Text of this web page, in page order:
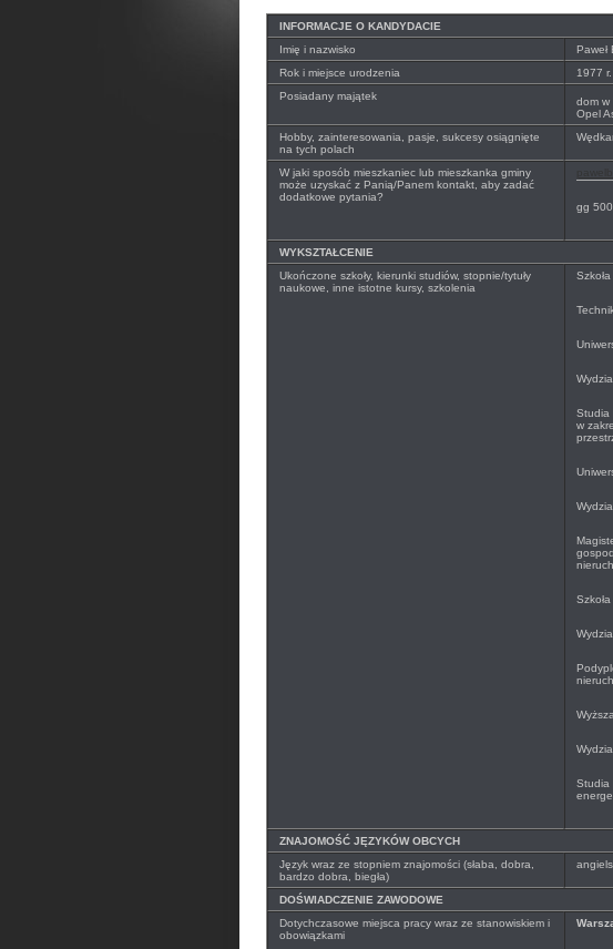
INFORMACJE O KANDYDACIE
Imię i nazwisko
Paweł
Rok i miejsce urodzenia
1977
Posiadany majątek
dom w
Opel
Hobby, zainteresowania, pasje, sukcesy osiągnięte
na tych polach
W jaki sposób mieszkaniec lub mieszkanka gminy
może uzyskać z Panią/Panem kontakt, aby zadać
dodatkowe pytania?
gg
WYKSZTAŁCENIE
Ukończone szkoły, kierunki studiów, stopnie/tytuły
naukowe, inne istotne kursy, szkolenia
Studia
w
Studia
ZNAJOMOŚĆ JĘZYKÓW OBCYCH
Język wraz ze stopniem znajomości (słaba, dobra,
bardzo dobra, biegła)
DOŚWIADCZENIE ZAWODOWE
Dotychczasowe miejsca pracy wraz ze stanowiskiem i
obowiązkami